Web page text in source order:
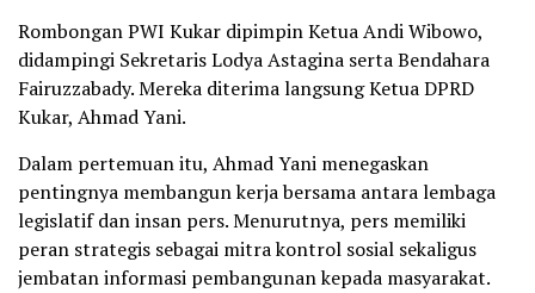
Rombongan PWI Kukar dipimpin Ketua Andi Wibowo,
didampingi Sekretaris Lodya Astagina serta Bendahara
Fairuzzabady. Mereka diterima langsung Ketua DPRD
Kukar, Ahmad Yani.
Dalam pertemuan itu, Ahmad Yani menegaskan
pentingnya membangun kerja bersama antara lembaga
legislatif dan insan pers. Menurutnya, pers memiliki
peran strategis sebagai mitra kontrol sosial sekaligus
jembatan informasi pembangunan kepada masyarakat.